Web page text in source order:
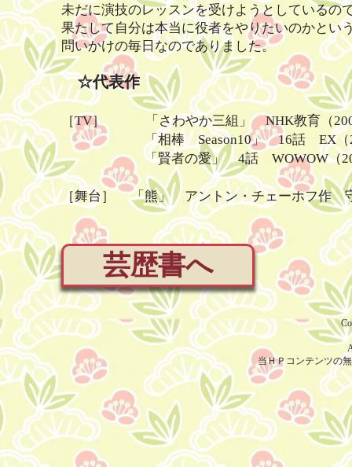
未だに演技のレッスンを受けようとしているの
果たして自分は本当に役者をやりたいのかとい
​問いかけの毎日なのでありました。
☆代表作
［TV］ 「さわやか三組」 NHK教育（
「相棒 Season10」 16話 EX（
「賢者の愛」 4話 WOWOW（
［舞台］ 「熊」 アントン・チェーホフ作
芸歴書へ
当ＨＰコンテンツの